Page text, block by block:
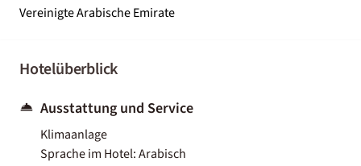
Vereinigte Arabische Emirate
Hotelüberblick
Ausstattung und Service
Klimaanlage
Sprache im Hotel: Arabisch